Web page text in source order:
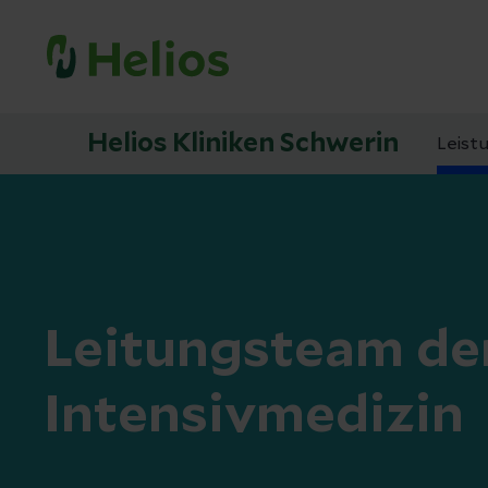
Helios Kliniken Schwerin
Leitungsteam
Intensivmedizin